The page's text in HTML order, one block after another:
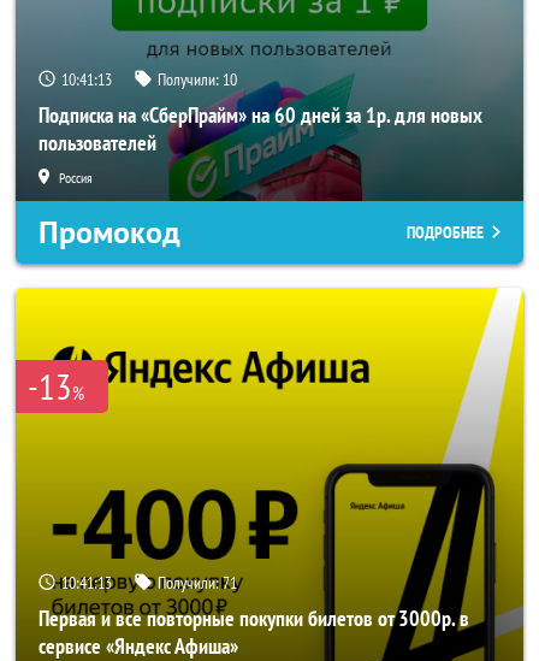
10:41:12 Получили: 10
Подписка на «СберПрайм» на 60 дней за 1р. для новых
пользователей
Россия
Промокод ПОДРОБНЕЕ
-13%
10:41:12 Получили:71
Первая и все повторные покупки билетов от 3000р. в
сервисе «Яндекс Афиша»